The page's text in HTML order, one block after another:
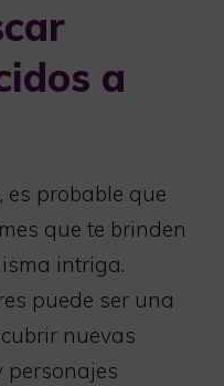
a
es probable que
que te brinden
intriga.
puede ser una
nuevas
personajes